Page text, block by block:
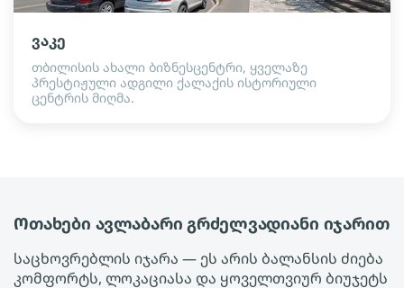
ვაკე
თბილისის ახალი ბიზნესცენტრი, ყველაზე
პრესტიჟული ადგილი ქალაქის ისტორიული
ცენტრის მიღმა.
Ოთახები ავლაბარი გრძელვადიანი იჯარით
საცხოვრებლის იჯარა — ეს არის ბალანსის ძიება
კომფორტს, ლოკაციასა და ყოველთვიურ ბიუჯეტს